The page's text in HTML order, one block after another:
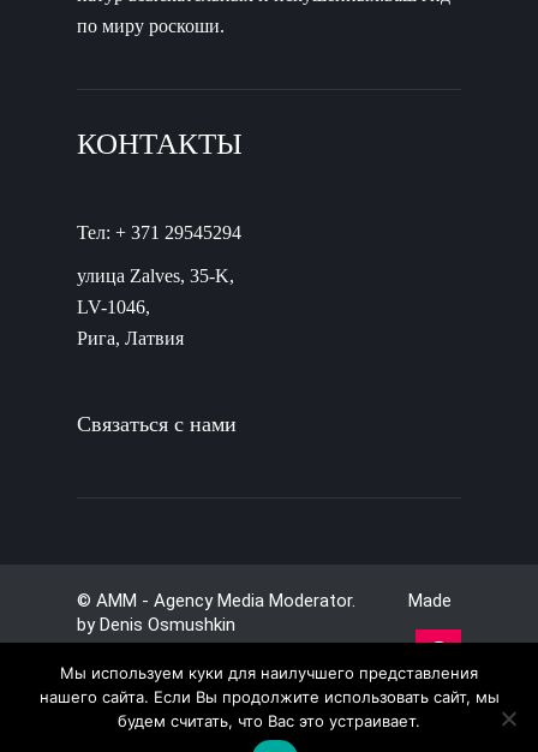
по миру роскоши.
КОНТАКТЫ
Тел: + 371 29545294
улица Zalves, 35-K,
LV-1046,
Рига, Латвия
Связаться с нами
© AMM - Agency Media Moderator. Made
byDenis Osmushkin
Мы используем куки для наилучшего представления
нашего сайта. Если Вы продолжите использовать сайт, мы
будем считать, что Вас это устраивает.